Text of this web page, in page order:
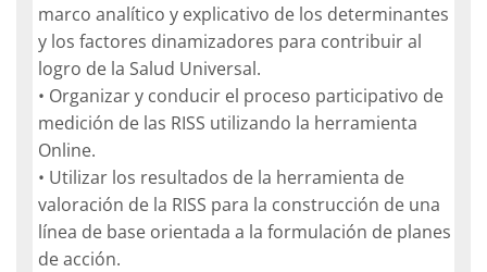
marco analítico y explicativo de los determinantes
y los factores dinamizadores para contribuir al
logro de la Salud Universal.
• Organizar y conducir el proceso participativo de
medición de las RISS utilizando la herramienta
Online.
• Utilizar los resultados de la herramienta de
valoración de la RISS para la construcción de una
línea de base orientada a la formulación de planes
de acción.